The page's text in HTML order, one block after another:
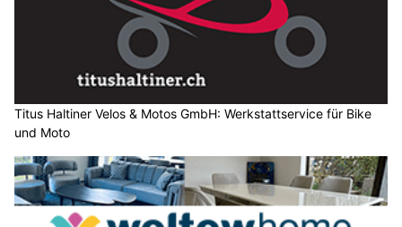
Titus Haltiner Velos & Motos GmbH: Werkstattservice für Bike
und Moto